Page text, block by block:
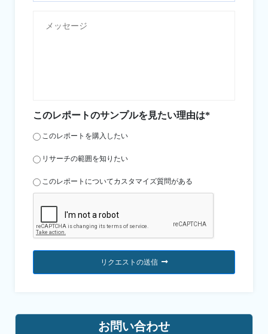
このレポートのサンプルを見たい理由は*
このレポートを購入したい
リサーチの範囲を知りたい
このレポートについてカスタマイズ質問がある
リクエストの送信
お問い合わせ